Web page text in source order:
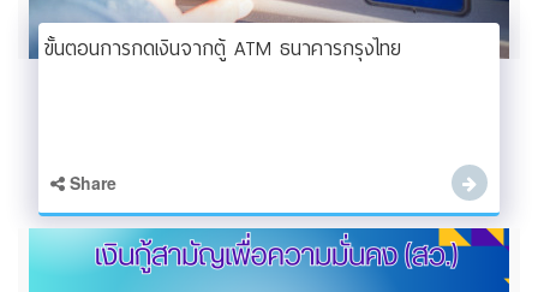
ขั้นตอนการกดเงินจากตู้ ATM ธนาคารกรุงไทย
Share